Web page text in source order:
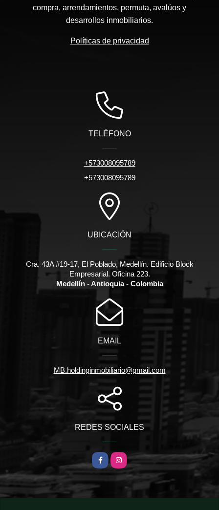
compra, arrendamientos, permuta, avalúos y
desarrollos inmobiliarios.
Políticas de privacidad
TELÉFONO
+573008095789
+573008095789
UBICACIÓN
Cra. 43A #19-17, El Poblado, Medellín. Edificio Block
Empresarial. Oficina 223.
Medellín - Antioquia - Colombia
EMAIL
MB.holdinginmobiliario@gmail.com
REDES SOCIALES
FacebookInstagram